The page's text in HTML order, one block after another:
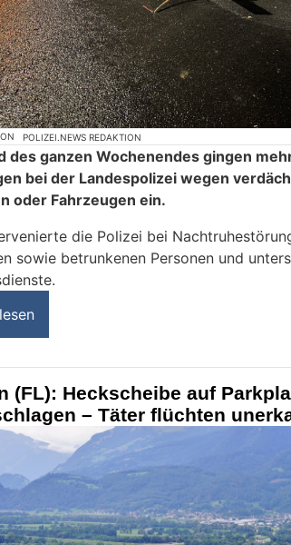
POLIZEI.NEWS REDAKTION
des ganzen Wochenendes gingen
bei der Landespolizei wegen
oder Fahrzeugen ein.
die Polizei bei
sowie betrunkenen Personen und
(FL): Heckscheibe auf
– Täter flüchten